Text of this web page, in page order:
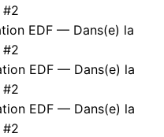
#2
EDF — Dans(e) la
#2
EDF — Dans(e) la
#2
EDF — Dans(e) la
#2